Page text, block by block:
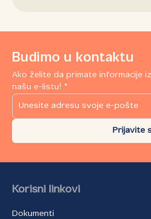
Budimo u kontaktu
Ako želite da primate informacije
našu e-listu! *
Prijavite
Korisni linkovi
Dokumenti